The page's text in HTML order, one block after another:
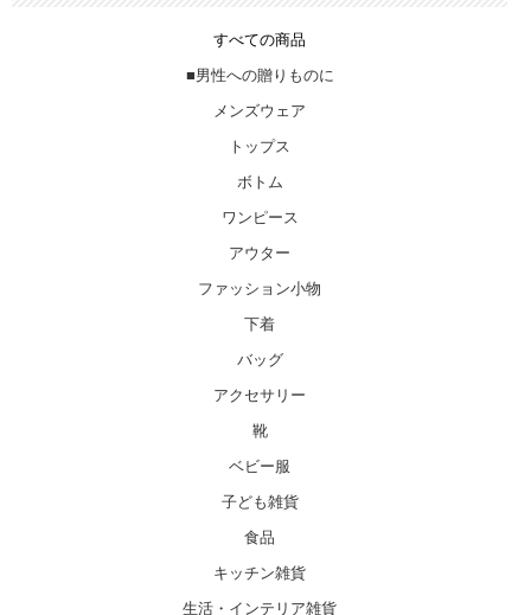
すべての商品
■男性への贈りものに
メンズウェア
トップス
ボトム
ワンピース
アウター
ファッション小物
下着
バッグ
アクセサリー
靴
ベビー服
子ども雑貨
食品
キッチン雑貨
生活・インテリア雑貨